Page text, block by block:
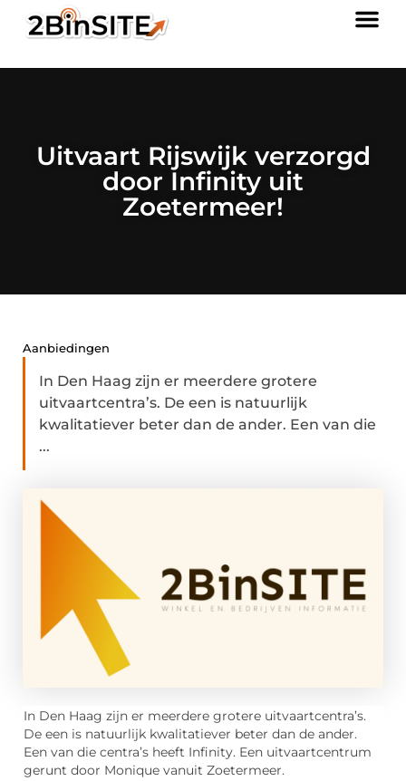
Uitvaart Rijswijk verzorgd
door Infinity uit
Zoetermeer!
Aanbiedingen
In Den Haag zijn er meerdere grotere
uitvaartcentra’s. De een is natuurlijk
kwalitatiever beter dan de ander. Een van die
...
In Den Haag zijn er meerdere grotere uitvaartcentra’s.
De een is natuurlijk kwalitatiever beter dan de ander.
Een van die centra’s heeft Infinity. Een uitvaartcentrum
gerunt door Monique vanuit Zoetermeer.